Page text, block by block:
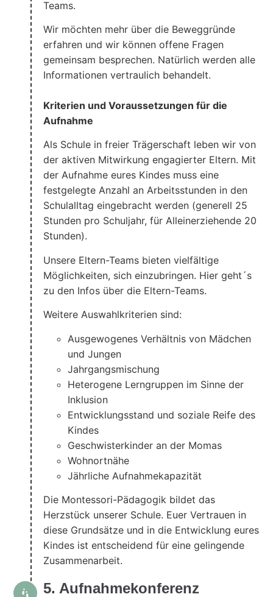
Teams.
Wir möchten mehr über die Beweggründe
erfahren und wir können offene Fragen
gemeinsam besprechen. Natürlich werden alle
Informationen vertraulich behandelt.
Kriterien und Voraussetzungen für die
Aufnahme
Als Schule in freier Trägerschaft leben wir von
der aktiven Mitwirkung engagierter Eltern. Mit
der Aufnahme eures Kindes muss eine
festgelegte Anzahl an Arbeitsstunden in den
Schulalltag eingebracht werden (generell 25
Stunden pro Schuljahr, für Alleinerziehende 20
Stunden).
Unsere Eltern-Teams bieten vielfältige
Möglichkeiten, sich einzubringen. Hier geht´s
zu den Infos über die Eltern-Teams.
Weitere Auswahlkriterien sind:
Ausgewogenes Verhältnis von Mädchen
und Jungen
Jahrgangsmischung
Heterogene Lerngruppen im Sinne der
Inklusion
Entwicklungsstand und soziale Reife des
Kindes
Geschwisterkinder an der Momas
Wohnortnähe
Jährliche Aufnahmekapazität
Die Montessori-Pädagogik bildet das
Herzstück unserer Schule. Euer Vertrauen in
diese Grundsätze und in die Entwicklung eures
Kindes ist entscheidend für eine gelingende
Zusammenarbeit.
5. Aufnahmekonferenz